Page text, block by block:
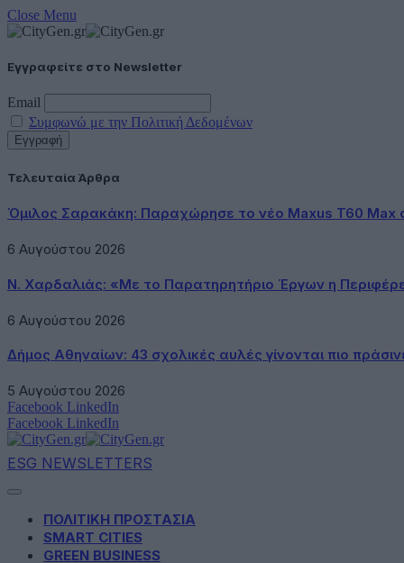
Close Menu
Εγγραφείτε στο Newsletter
Email
Συμφωνώ με την Πολιτική Δεδομένων
Τελευταία Άρθρα
Όμιλος Σαρακάκη: Παραχώρησε το νέο Maxus T60 Max
6 Αυγούστου 2026
Ν. Χαρδαλιάς: «Με το Παρατηρητήριο Έργων η
6 Αυγούστου 2026
Δήμος Αθηναίων: 43 σχολικές αυλές γίνονται πιο
5 Αυγούστου 2026
Facebook LinkedIn
Facebook LinkedIn
ESG NEWSLETTERS
ΠΟΛΙΤΙΚΗ ΠΡΟΣΤΑΣΙΑ
SMART CITIES
GREEN BUSINESS